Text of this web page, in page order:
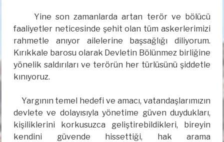
Yine son zamanlarda artan terör ve bölücü
faaliyetler neticesinde şehit olan tüm askerlerimizi
rahmetle anıyor ailelerine başsağlığı diliyorum.
Kırıkkale barosu olarak Devletin Bölünmez birliğine
yönelik saldırıları ve terörün her türlüsünü şiddetle
kınıyoruz.
Yargının temel hedefi ve amacı, vatandaşlarımızın
devlete ve dolayısıyla yönetime güven duydukları,
kişiliklerini korkusuzca geliştirebildikleri, bireyin
kendini güvende hissettiği, hak arama